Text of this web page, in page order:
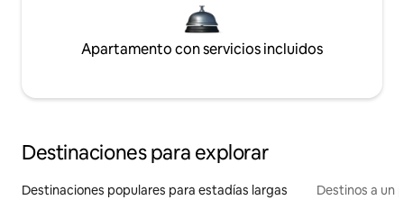
Apartamento con servicios incluidos
Destinaciones para explorar
Destinaciones populares para estadías largas Destinos a un